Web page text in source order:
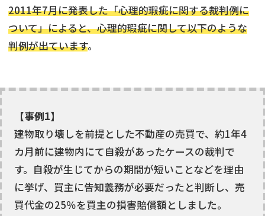
2011年7月に発表した「心理的瑕疵に関する裁判例に
ついて」によると、心理的瑕疵に関して以下のような
判例が出ています。
【事例1】
建物取り壊しを前提とした不動産の売買で、約1年4
カ月前に建物内にて自殺があったケースの裁判で
す。自殺が生じてからの期間が短いことなどを理由
に挙げ、買主に告知義務が必要だったと判断し、売
買代金の25％を買主の損害賠償額としました。